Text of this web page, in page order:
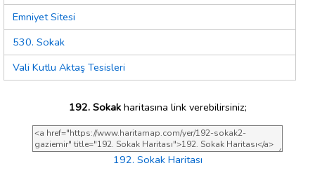
Emniyet Sitesi
530. Sokak
Vali Kutlu Aktaş Tesisleri
192. Sokakharitasına link verebilirsiniz;
192. Sokak Haritası